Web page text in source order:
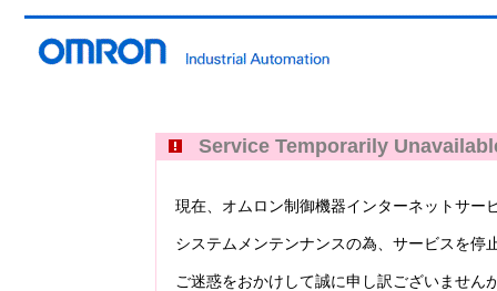
Service Temporarily
現在、オムロン制御機器インターネットサー
システムメンテンナンスの為、サービスを停
ご迷惑をおかけして誠に申し訳ございません